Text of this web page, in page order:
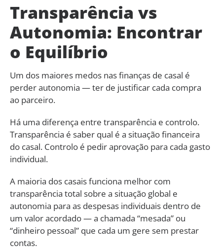
Transparência vs
Autonomia: Encontrar
o Equilíbrio
Um dos maiores medos nas finanças de casal é
perder autonomia — ter de justificar cada compra
ao parceiro.
Há uma diferença entre transparência e controlo.
Transparência é saber qual é a situação financeira
do casal. Controlo é pedir aprovação para cada gasto
individual.
A maioria dos casais funciona melhor com
transparência total sobre a situação global e
autonomia para as despesas individuais dentro de
um valor acordado — a chamada “mesada” ou
“dinheiro pessoal” que cada um gere sem prestar
contas.